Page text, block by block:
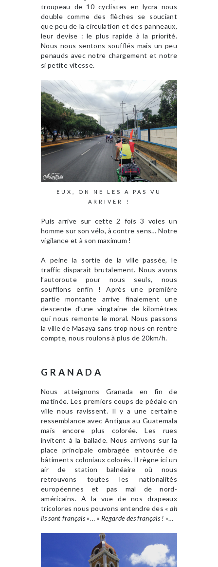
troupeau de 10 cyclistes en lycra nous
double comme des flèches se souciant
que peu de la circulation et des panneaux,
leur devise : le plus rapide à la priorité.
Nous nous sentons soufflés mais un peu
penauds avec notre chargement et notre
si petite vitesse.
EUX, ON NE LES A PAS VU
ARRIVER !
Puis arrive sur cette 2 fois 3 voies un
homme sur son vélo, à contre sens… Notre
vigilance et à son maximum !
A peine la sortie de la ville passée, le
traffic disparait brutalement. Nous avons
l’autoroute pour nous seuls, nous
soufflons enfin ! Après une première
partie montante arrive finalement une
descente d’une vingtaine de kilomètres
qui nous remonte le moral. Nous passons
la ville de Masaya sans trop nous en rentre
compte, nous roulons à plus de 20km/h.
GRANADA
Nous atteignons Granada en fin de
matinée. Les premiers coups de pédale en
ville nous ravissent. Il y a une certaine
ressemblance avec Antigua au Guatemala
mais encore plus colorée. Les rues
invitent à la ballade. Nous arrivons sur la
place principale ombragée entourée de
bâtiments coloniaux colorés. Il règne ici un
air de station balnéaire où nous
retrouvons toutes les nationalités
européennes et pas mal de nord-
américains. A la vue de nos drapeaux
tricolores nous pouvons entendre des «ah
ils sont français»… « Regarde des français ! »…